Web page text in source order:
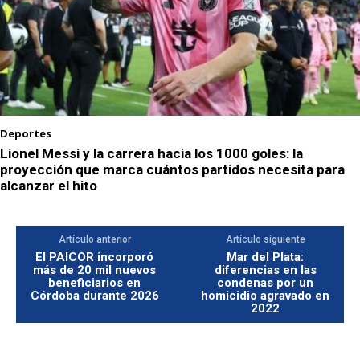
Deportes
Lionel Messi y la carrera hacia los 1000 goles: la
proyección que marca cuántos partidos necesita para
alcanzar el hito
Artículo anterior
El PAICOR incorporó
más de 20 mil nuevos
beneficiarios en
Córdoba durante 2026
Artículo siguiente
Mar del Plata:
diferencias en las
condenas por un
homicidio agravado en
2022